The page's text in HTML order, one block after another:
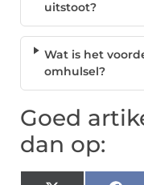
uitstoot?
Wat is het
omhulsel?
Goed
dan op: